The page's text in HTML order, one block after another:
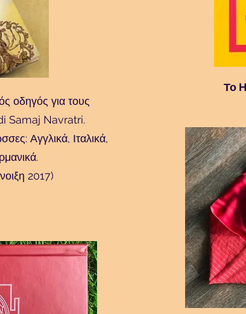
οδηγός για τους
Samaj Navratri.
Αγγλικά, Ιταλικά,
2017)
Το